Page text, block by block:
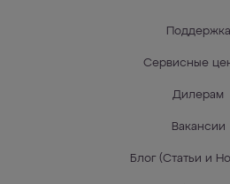
Поддержка
Сервисные
Дилерам
Вакансии
Блог (Статьи и